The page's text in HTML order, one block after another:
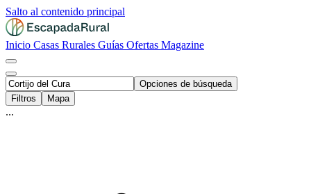
Salto al contenido principal
Inicio Casas Rurales Guías Ofertas Magazine
Opciones de búsqueda
Filtros
Mapa
...